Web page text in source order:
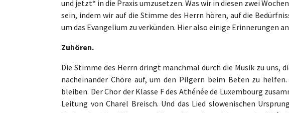
und jetzt“ in die Praxis umzusetzen. Was wir in diesen zwei
sein, indem wir auf die Stimme des Herrn hören, auf die
um das Evangelium zu verkünden. Hier also einige Erinnerungen
Zuhören.
Die Stimme des Herrn dringt manchmal durch die Musik zu uns,
nacheinander Chöre auf, um den Pilgern beim Beten zu
bleiben. Der Chor der Klasse F des Athénée de Luxembourg
Leitung von Charel Breisch. Und das Lied slowenischen